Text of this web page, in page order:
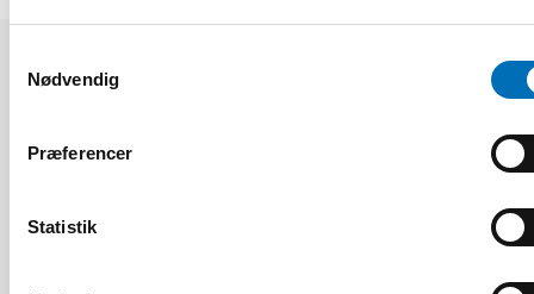
Nødvendig
Præferencer
Statistik